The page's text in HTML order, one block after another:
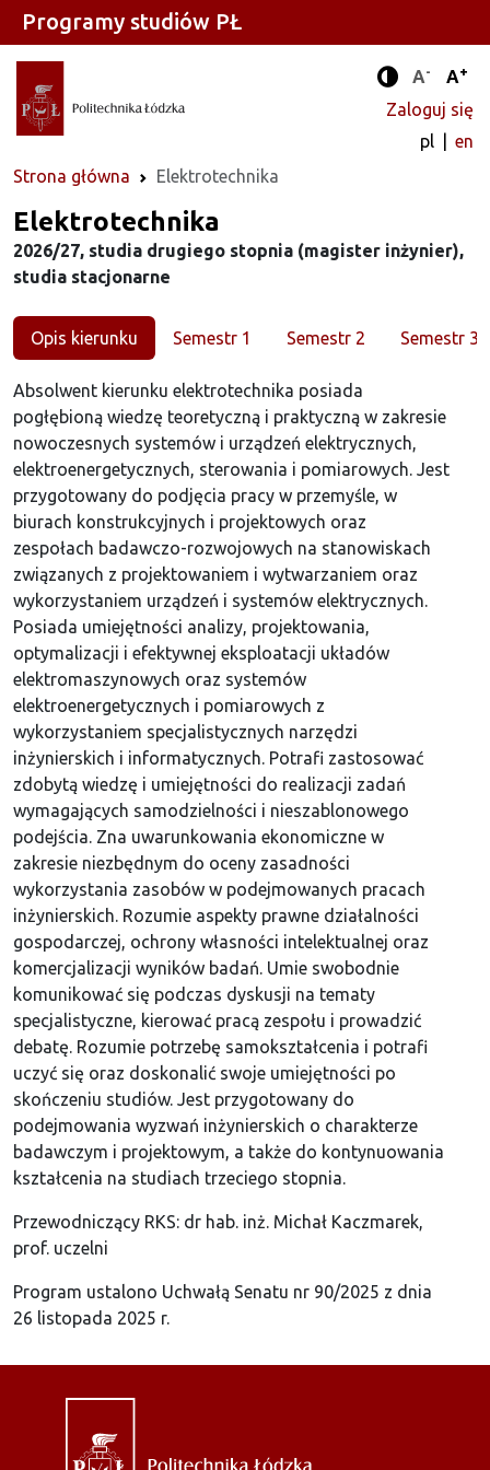
Tryb
A- A+
Zaloguj się
pl
en
Strona główna
Elektrotechnika
Programy studiów PŁ
Kierunek
Elektrotechnika
2026/27, studia drugiego stopnia (magister inżynier),
studia stacjonarne
Opis kierunku Semestr 1 Semestr 2 Semestr 3
Absolwent kierunku elektrotechnika posiada
pogłębioną wiedzę teoretyczną i praktyczną w zakresie
nowoczesnych systemów i urządzeń elektrycznych,
elektroenergetycznych, sterowania i pomiarowych. Jest
przygotowany do podjęcia pracy w przemyśle, w
biurach konstrukcyjnych i projektowych oraz
zespołach badawczo-rozwojowych na stanowiskach
związanych z projektowaniem i wytwarzaniem oraz
wykorzystaniem urządzeń i systemów elektrycznych.
Posiada umiejętności analizy, projektowania,
optymalizacji i efektywnej eksploatacji układów
elektromaszynowych oraz systemów
elektroenergetycznych i pomiarowych z
wykorzystaniem specjalistycznych narzędzi
inżynierskich i informatycznych. Potrafi zastosować
zdobytą wiedzę i umiejętności do realizacji zadań
wymagających samodzielności i nieszablonowego
podejścia. Zna uwarunkowania ekonomiczne w
zakresie niezbędnym do oceny zasadności
wykorzystania zasobów w podejmowanych pracach
inżynierskich. Rozumie aspekty prawne działalności
gospodarczej, ochrony własności intelektualnej oraz
komercjalizacji wyników badań. Umie swobodnie
komunikować się podczas dyskusji na tematy
specjalistyczne, kierować pracą zespołu i prowadzić
debatę. Rozumie potrzebę samokształcenia i potrafi
uczyć się oraz doskonalić swoje umiejętności po
skończeniu studiów. Jest przygotowany do
podejmowania wyzwań inżynierskich o charakterze
badawczym i projektowym, a także do kontynuowania
kształcenia na studiach trzeciego stopnia.
Przewodniczący RKS: dr hab. inż. Michał Kaczmarek,
prof. uczelni
Program ustalono Uchwałą Senatu nr 90/2025 z dnia
26 listopada 2025 r.